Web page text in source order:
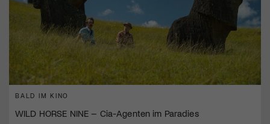
BALD IM KINO
WILD HORSE NINE – Cia-Agenten im Paradies